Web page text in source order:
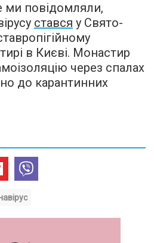
ми повідомляли,
стався у Свято-
в Києві. Монастир
через спалах
до карантинних